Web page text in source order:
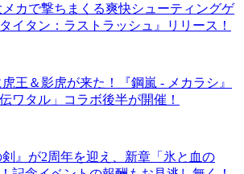
メカで撃ちまくる爽快シューティングゲ
イタン：ラストラッシュ』リリース！
王＆影虎が来た！『鋼嵐 - メカラシ』
ワタル」コラボ後半が開催！
剣』が2周年を迎え、新章「氷と血の